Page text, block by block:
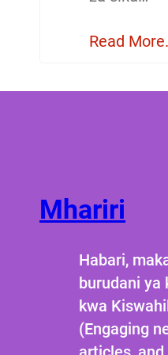
Read
Mhariri
Habari,
burudani ya
kwa
(Engaging